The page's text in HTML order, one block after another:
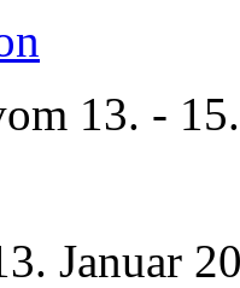
13. -
Januar